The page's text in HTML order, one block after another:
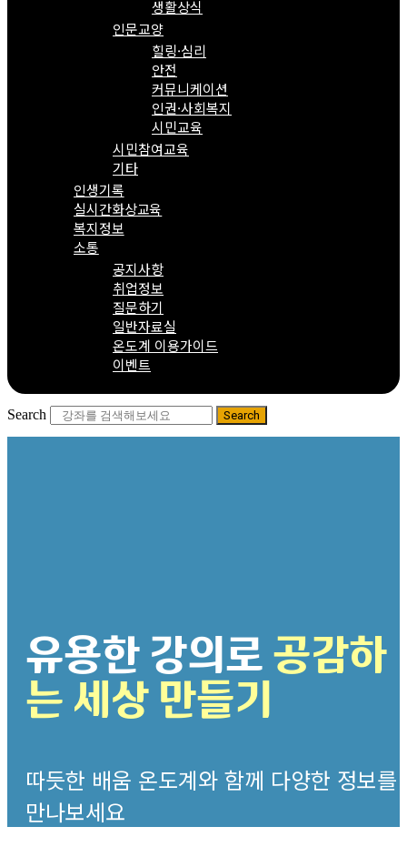
생활상식
인문교양
힐링·심리
안전
커뮤니케이션
인권·사회복지
시민교육
시민참여교육
기타
인생기록
실시간화상교육
복지정보
소통
공지사항
취업정보
질문하기
일반자료실
온도계 이용가이드
이벤트
Search Search
유용한 강의로 공감하
는 세상 만들기
따듯한 배움 온도계와 함께 다양한 정보를
만나보세요